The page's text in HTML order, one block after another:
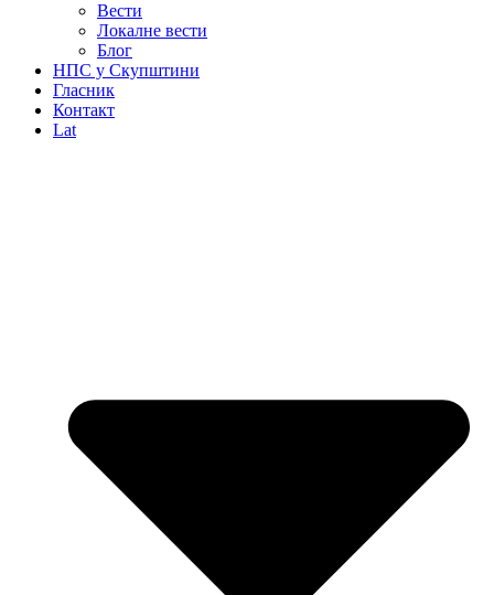
Вести
Локалне вести
Блог
НПС у Скупштини
Гласник
Контакт
Lat